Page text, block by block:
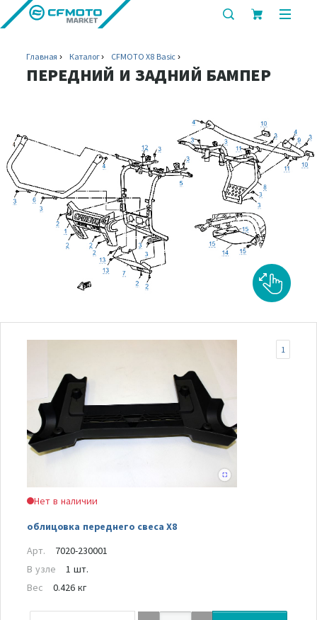
показать
поиска
Главная Каталог CFMOTO X8 Basic
ПЕРЕДНИЙ И ЗАДНИЙ БАМПЕР
Нет в наличии
облицовка переднего свеса Х8
1
Арт.
7020-230001
В узле
1 шт.
Вес
0.426 кг